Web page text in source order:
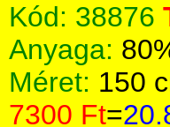
Kód: 38876
Anyaga:
Méret: 150
7300 Ft=